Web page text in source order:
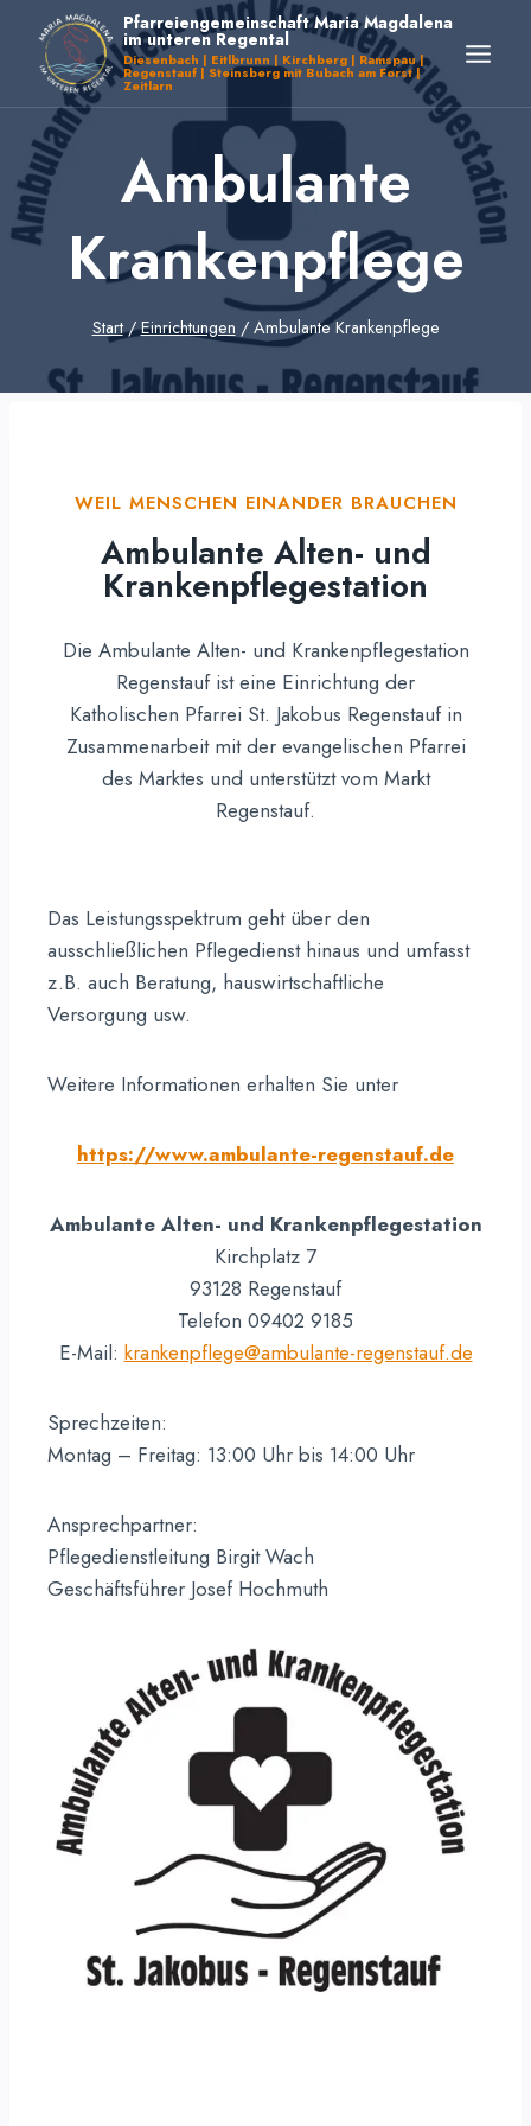
Inhalt
springen
Pfarreiengemeinschaft Maria Magdalena
im unteren Regental
Diesenbach | Eitlbrunn | Kirchberg | Ramspau |
Regenstauf | Steinsberg mit Bubach am Forst |
Zeitlarn
Ambulante
Krankenpflege
Start / Einrichtungen / Ambulante Krankenpflege
WEIL MENSCHEN EINANDER BRAUCHEN
Ambulante Alten- und
Krankenpflegestation
Die Ambulante Alten- und Krankenpflegestation
Regenstauf ist eine Einrichtung der
Katholischen Pfarrei St. Jakobus Regenstauf in
Zusammenarbeit mit der evangelischen Pfarrei
des Marktes und unterstützt vom Markt
Regenstauf.
Das Leistungsspektrum geht über den
ausschließlichen Pflegedienst hinaus und umfasst
z.B. auch Beratung, hauswirtschaftliche
Versorgung usw.
Weitere Informationen erhalten Sie unter
https://www.ambulante-regenstauf.de
Ambulante Alten- und Krankenpflegestation
Kirchplatz 7
93128 Regenstauf
Telefon 09402 9185
E-Mail: krankenpflege@ambulante-regenstauf.de
Sprechzeiten:
Montag – Freitag: 13:00 Uhr bis 14:00 Uhr
Ansprechpartner:
Pflegedienstleitung Birgit Wach
Geschäftsführer Josef Hochmuth